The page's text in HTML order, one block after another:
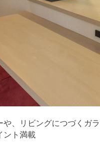
、リビングにつづくガラ
ント満載